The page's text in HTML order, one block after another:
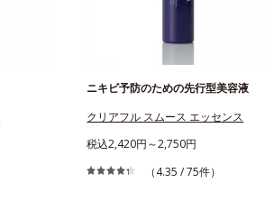
ニキビ予防のための先行型美容液
クリアフル スムース エッセンス
税込2,420円～2,750円
（4.35 / 75件）